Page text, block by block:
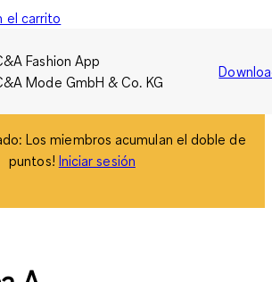
el carrito
Fashion App
Mode GmbH & Co. KG
Los miembros acumulan el doble de
puntos! Iniciar sesión